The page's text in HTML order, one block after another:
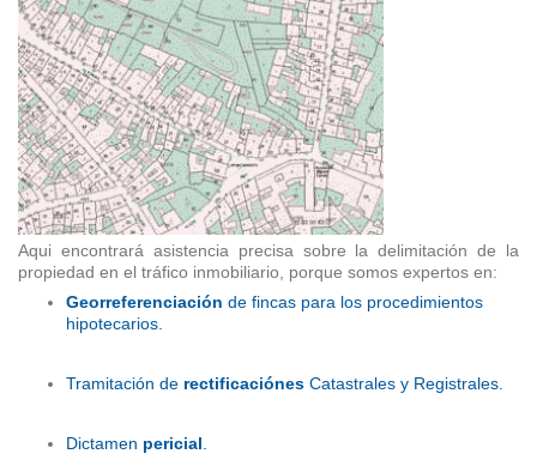
Aqui encontrará asistencia precisa sobre la delimitación de la
propiedad en el tráfico inmobiliario, porque somos expertos en:
Georreferenciación de fincas para los procedimientos
hipotecarios.
Tramitación de rectificaciónes Catastrales y Registrales.
Dictamen pericial